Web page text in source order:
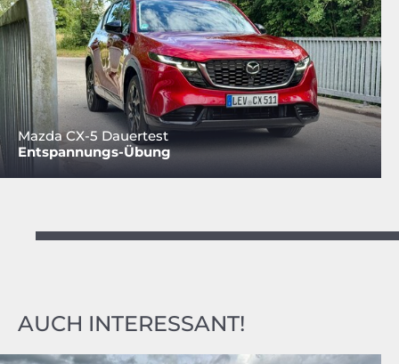
Mazda CX-5 Dauertest
Entspannungs-Übung
AUCH INTERESSANT!